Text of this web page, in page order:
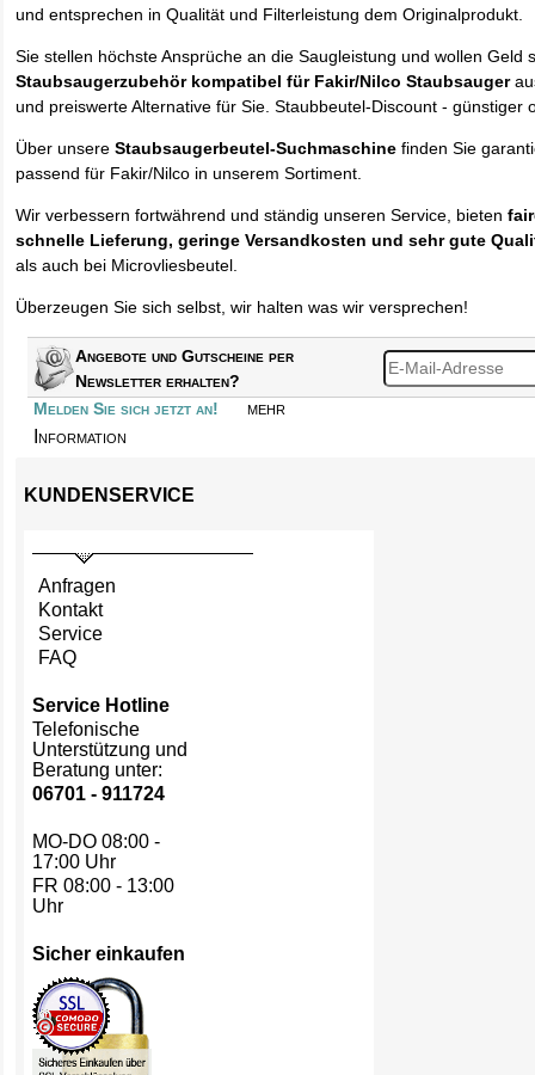
und entsprechen in Qualität und Filterleistung dem Originalprodukt.
Sie stellen höchste Ansprüche an die Saugleistung und wollen Geld
Staubsaugerzubehör kompatibel für Fakir/Nilco Staubsauger
und preiswerte Alternative für Sie. Staubbeutel-Discount - günstiger
Über unsereStaubsaugerbeutel-Suchmaschine finden Sie
passend für Fakir/Nilco in unserem Sortiment.
Wir verbessern fortwährend und ständig unseren Service, bieten
schnelle Lieferung, geringe Versandkosten und sehr gute
als auch bei Microvliesbeutel.
Überzeugen Sie sich selbst, wir halten was wir versprechen!
Angebote und Gutscheine per
Newsletter erhalten?
Melden Sie sich jetzt an!
mehr
Information
KUNDENSERVICE
Anfragen
Kontakt
Service
FAQ
Service Hotline
Telefonische
Unterstützung und
Beratung unter:
06701 - 911724
MO-DO 08:00 -
17:00 Uhr
FR 08:00 - 13:00
Uhr
Sicher einkaufen